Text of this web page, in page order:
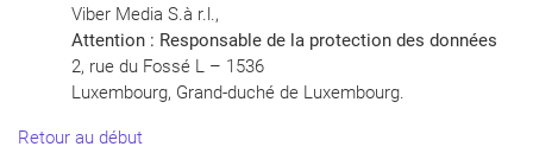
Viber Media S.à r.l.,
Attention : Responsable de la protection des données
2, rue du Fossé L – 1536
Luxembourg, Grand-duché de Luxembourg.
Retour au début